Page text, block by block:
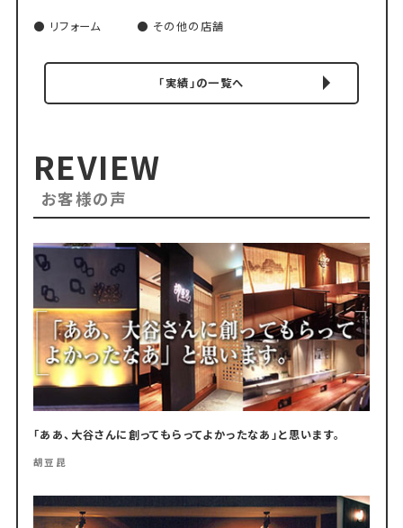
リフォーム その他の店舗
「実績」の一覧へ
REVIEW
お客様の声
「ああ、大谷さんに創ってもらってよかったなあ」と思います。
胡豆昆